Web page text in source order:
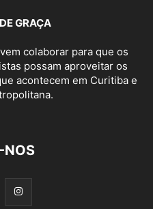
GRAÇA
colaborar para que os
possam aproveitar os
acontecem em Curitiba e
NOS